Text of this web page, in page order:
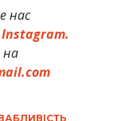
нас
Instagram.
на